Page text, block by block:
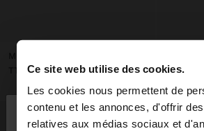
Ce site web utilise des cookies.
Les cookies nous permettent de
contenu et les annonces, d'offrir
relatives aux médias sociaux et
bonjour
TT$ 499,00
TT$